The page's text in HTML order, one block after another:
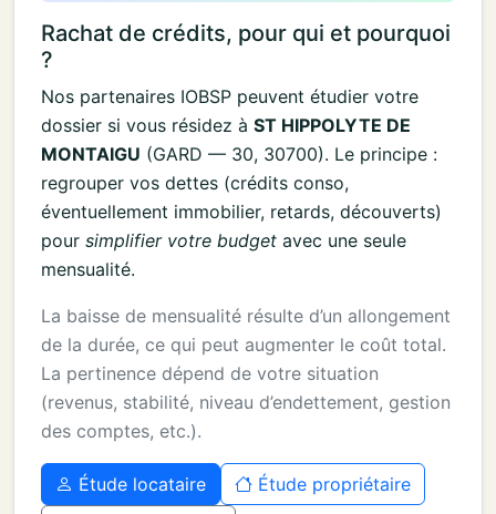
Rachat de crédits, pour qui et pourquoi
?
Nos partenaires IOBSP peuvent étudier votre
dossier si vous résidez à ST HIPPOLYTE DE
MONTAIGU (GARD — 30, 30700). Le principe :
regrouper vos dettes (crédits conso,
éventuellement immobilier, retards, découverts)
pour simplifier votre budget avec une seule
mensualité.
La baisse de mensualité résulte d’un allongement
de la durée, ce qui peut augmenter le coût total.
La pertinence dépend de votre situation
(revenus, stabilité, niveau d’endettement, gestion
des comptes, etc.).
Étude locataire
Étude propriétaire